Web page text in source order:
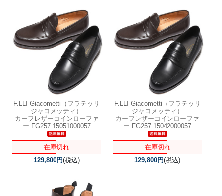
F.LLI Giacometti（フラテッリ
ジャコメッティ）
カーフレザーコインローファ
ー FG257 15051000057
在庫切れ
129,800円(税込)
F.LLI Giacometti（フラテッリ
ジャコメッティ）
カーフレザーコインローファ
ー FG257 15042000057
在庫切れ
129,800円(税込)